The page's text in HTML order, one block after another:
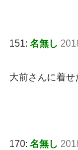
151: 名無し
大前さんに着
170: 名無し